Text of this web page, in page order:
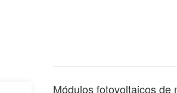
Módulos fotovoltaicos de